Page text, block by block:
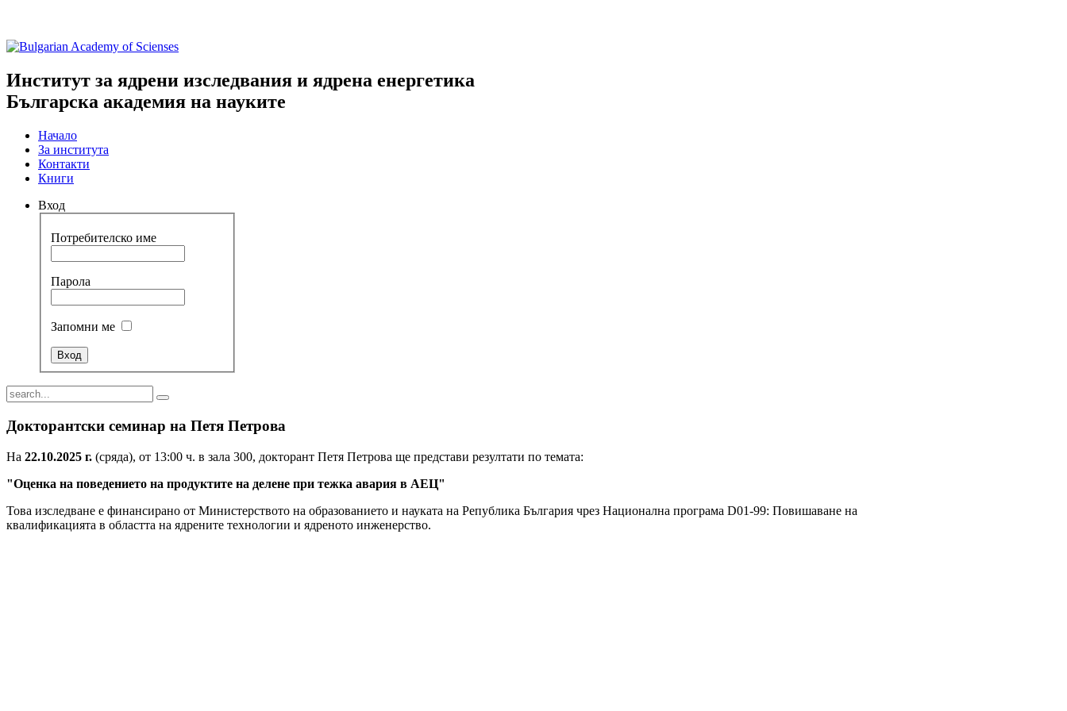
Институт за ядрени изследвания и ядрена енергетика
Българска академия на науките
Начало
За института
Контакти
Книги
Вход
Потребителско име
Парола
Запомни ме
Докторантски семинар на Петя Петрова
На 22.10.2025 г. (сряда), от 13:00 ч. в зала 300, докторант Петя Петрова ще представи резултати по темата:
"Оценка на поведението на продуктите на делене при тежка авария в АЕЦ"
Това изследване е финансирано от Министерството на образованието и науката на Република България чрез Национална програма D01-99: Повишаване на
квалификацията в областта на ядрените технологии и ядреното инженерство.